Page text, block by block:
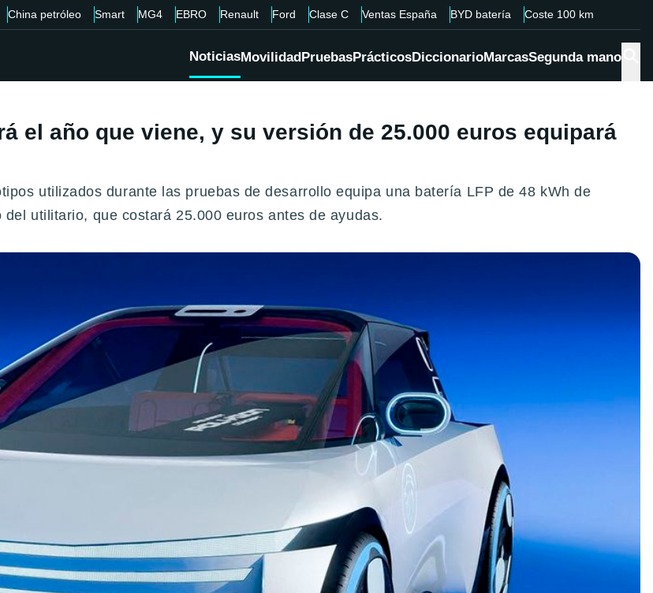
China petróleo Smart MG4 EBRO Renault Ford Clase C Ventas España BYD batería Coste 100 km
NoticiasMovilidadPruebasPrácticosDiccionarioMarcasSegunda mano
el año que viene, y su versión de 25.000 euros equipará
utilizados durante las pruebas de desarrollo equipa una batería LFP de 48 kWh de
utilitario, que costará 25.000 euros antes de ayudas.